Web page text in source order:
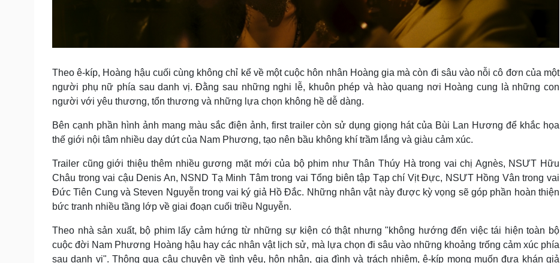
Theo ê-kíp, Hoàng hậu cuối cùng không chỉ kể về một cuộc hôn nhân Hoàng gia mà còn đi sâu vào nỗi cô đơn của một
người phụ nữ phía sau danh vị. Đằng sau những nghi lễ, khuôn phép và hào quang nơi Hoàng cung là những con
người với yêu thương, tổn thương và những lựa chọn không hề dễ dàng.
Bên cạnh phần hình ảnh mang màu sắc điện ảnh, first trailer còn sử dụng giọng hát của Bùi Lan Hương để khắc họa
thế giới nội tâm nhiều day dứt của Nam Phương, tạo nên bầu không khí trầm lắng và giàu cảm xúc.
Trailer cũng giới thiệu thêm nhiều gương mặt mới của bộ phim như Thân Thúy Hà trong vai chị Agnès, NSƯT Hữu
Châu trong vai cậu Denis An, NSND Tạ Minh Tâm trong vai Tổng biên tập Tạp chí Vịt Đực, NSƯT Hồng Vân trong vai
Đức Tiên Cung và Steven Nguyễn trong vai ký giả Hồ Đắc. Những nhân vật này được kỳ vọng sẽ góp phần hoàn thiện
bức tranh nhiều tầng lớp về giai đoạn cuối triều Nguyễn.
Theo nhà sản xuất, bộ phim lấy cảm hứng từ những sự kiện có thật nhưng "không hướng đến việc tái hiện toàn bộ
cuộc đời Nam Phương Hoàng hậu hay các nhân vật lịch sử, mà lựa chọn đi sâu vào những khoảng trống cảm xúc phía
sau danh vị". Thông qua câu chuyện về tình yêu, hôn nhân, gia đình và trách nhiệm, ê-kíp mong muốn đưa khán giả